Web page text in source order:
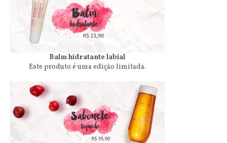
Balm hidratante labial
Este produto é uma edição limitada.